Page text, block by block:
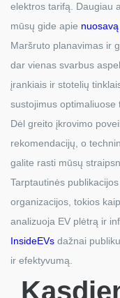
elektros tarifą. Daugiau
mūsų gide apie
Maršruto planavimas ir
dar vienas svarbus
įrankiais ir stotelių
sustojimus optimaliuose
Dėl greito įkrovimo
rekomendacijų, o
galite rasti mūsų
Tarptautinės
organizacijos, tokios kaip
analizuoja EV plėtrą ir
InsideEVs dažnai
ir efektyvumą.